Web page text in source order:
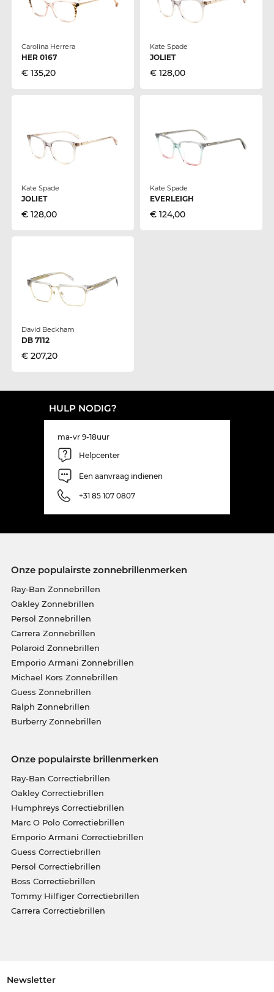
Carolina Herrera
HER 0167
€ 135,20
Kate Spade
JOLIET
€ 128,00
Kate Spade
JOLIET
€ 128,00
Kate Spade
EVERLEIGH
€ 124,00
David Beckham
DB 7112
€ 207,20
HULP NODIG?
ma-vr 9-18uur
Helpcenter
Een aanvraag indienen
+31 85 107 0807
Onze populairste zonnebrillenmerken
Ray-Ban Zonnebrillen
Oakley Zonnebrillen
Persol Zonnebrillen
Carrera Zonnebrillen
Polaroid Zonnebrillen
Emporio Armani Zonnebrillen
Michael Kors Zonnebrillen
Guess Zonnebrillen
Ralph Zonnebrillen
Burberry Zonnebrillen
Onze populairste brillenmerken
Ray-Ban Correctiebrillen
Oakley Correctiebrillen
Humphreys Correctiebrillen
Marc O Polo Correctiebrillen
Emporio Armani Correctiebrillen
Guess Correctiebrillen
Persol Correctiebrillen
Boss Correctiebrillen
Tommy Hilfiger Correctiebrillen
Carrera Correctiebrillen
Newsletter